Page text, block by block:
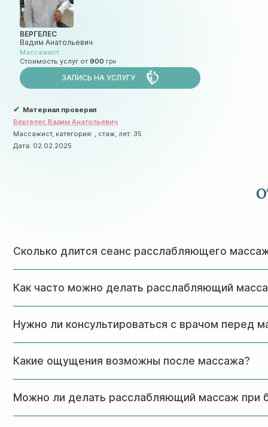
ВЕРГЕЛЕС
Вадим Анатольевич
Массажист
Стоимость услуг от900
ЗАПИСЬ НА УСЛУГУ
✔ Материал проверил
Вергелес Вадим Анатольевич
Массажист, категория: , стаж, лет: 35
Дата: 02.02.2025
Сколько длится сеанс расслабляющего
Как часто можно делать расслабляющий
месяц.
Нужно ли консультироваться с врачом перед
Какие ощущения возможны после массажа?
Можно ли делать расслабляющий массаж при